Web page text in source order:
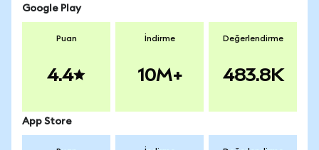
Google Play
Puan
4.4
İndirme
10M+
Değerlendirme
483.8K
App Store